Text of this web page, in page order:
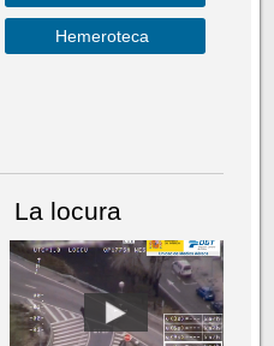
Hemeroteca
La locura